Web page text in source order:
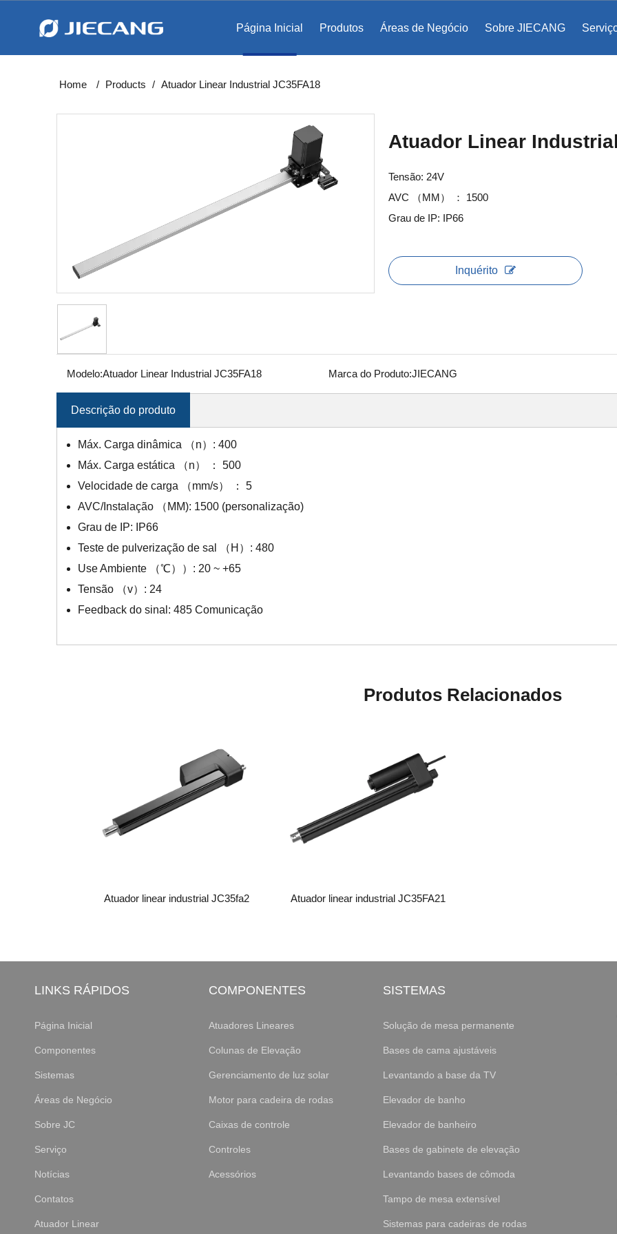
Página Inicial Produtos Áreas de Negócio Sobre JIECANG
Home / Products / Atuador Linear Industrial JC35FA18
Atuador Linear
Tensão: 24V
AVC （MM） ： 1500
Grau de IP: IP66
Inquérito
Modelo:Atuador Linear Industrial JC35FA18 Marca do Produto:JIECANG
Descrição do produto
Máx. Carga dinâmica （n）: 400
Máx. Carga estática （n） ： 500
Velocidade de carga （mm/s） ： 5
AVC/Instalação （MM): 1500 (personalização)
Grau de IP: IP66
Teste de pulverização de sal （H）: 480
Use Ambiente （℃））: 20 ~ +65
Tensão （v）: 24
Feedback do sinal: 485 Comunicação
Produtos Relacionados
Atuador linear industrial JC35fa2 Atuador linear industrial JC35FA21
LINKS RÁPIDOS
Página Inicial
Componentes
Sistemas
Áreas de Negócio
Sobre JC
Serviço
Notícias
Contatos
Atuador Linear
COMPONENTES
Atuadores Lineares
Colunas de Elevação
Gerenciamento de luz solar
Motor para cadeira de rodas
Caixas de controle
Controles
Acessórios
SISTEMAS
Solução de mesa permanente
Bases de cama ajustáveis
Levantando a base da TV
Elevador de banho
Elevador de banheiro
Bases de gabinete de elevação
Levantando bases de cômoda
Tampo de mesa extensível
Sistemas para cadeiras de rodas